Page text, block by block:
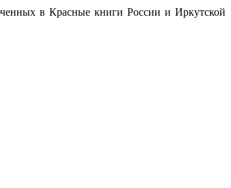
в Красные книги России и Иркутской